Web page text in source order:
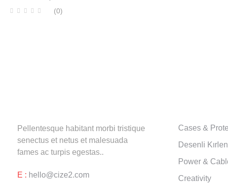
(0)
Pellentesque habitant morbi tristique
senectus et netus et malesuada
fames ac turpis egestas..
E : hello@cize2.com
Cases &
Desenli
Power &
Creativity